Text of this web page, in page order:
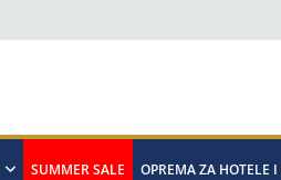
SUMMER SALE OPREMA ZA HOTELE